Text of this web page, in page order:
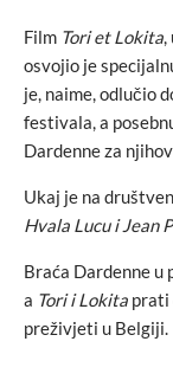
Film Tori et Lokita,
osvojio je
je, naime, odlučio
festivala, a
Dardenne za
Ukaj je na
Hvala Lucu i Jean
Braća Dardenne u
a Tori i Lokita prati
preživjeti u Belgiji.